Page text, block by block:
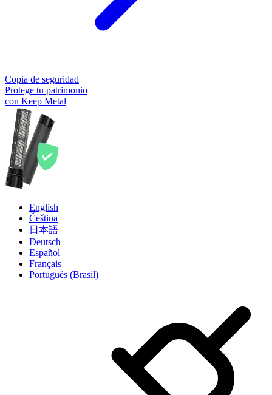
Copia de seguridad
Protege tu patrimonio
con Keep Metal
English
Čeština
日本語
Deutsch
Español
Français
Português (Brasil)